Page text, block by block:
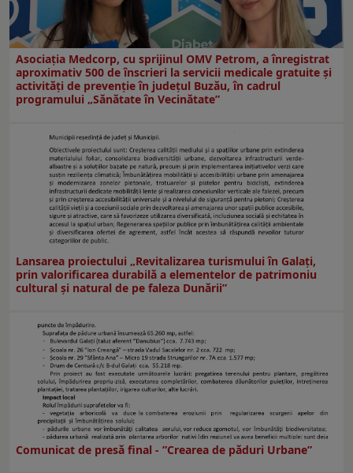
Asociația Medcorp, cu sprijinul OMV Petrom, a înregistrat
aproximativ 500 de înscrieri la servicii medicale gratuite și
activități de prevenție în județul Buzău, în cadrul
programului „Sănătate în Vecinătate”
Lansarea proiectului „Revitalizarea turismului în Galați,
prin valorificarea durabilă a elementelor de patrimoniu
cultural și natural de pe faleza Dunării”
Comunicat de presă final - ”Crearea de păduri Urbane”